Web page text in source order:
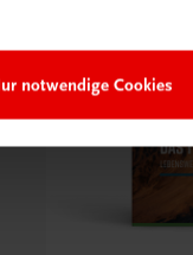
notwendige Cookies